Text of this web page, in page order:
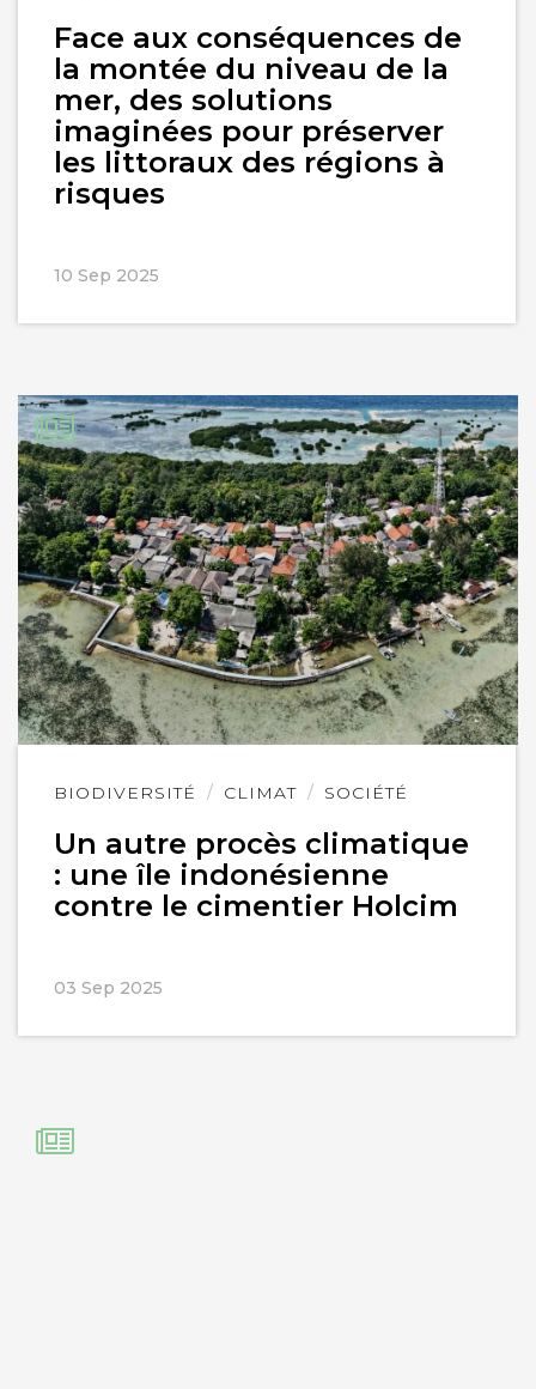
Face aux conséquences de
la montée du niveau de la
mer, des solutions
imaginées pour préserver
les littoraux des régions à
risques
10 Sep 2025
BIODIVERSITÉ CLIMAT SOCIÉTÉ
Un autre procès climatique
: une île indonésienne
contre le cimentier Holcim
03 Sep 2025
Lire